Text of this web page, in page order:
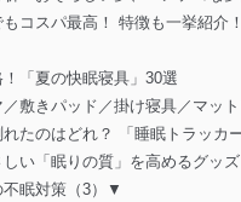
コスパ最高！ 特徴も一挙紹介！
「夏の快眠寝具」30選
敷きパッド／掛け寝具／マッ
たのはどれ？ 「睡眠トラッカ
い「眠りの質」を高めるグッズ
不眠対策（3）▼